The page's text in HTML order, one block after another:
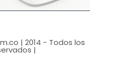
| 2014 - Todos los
|